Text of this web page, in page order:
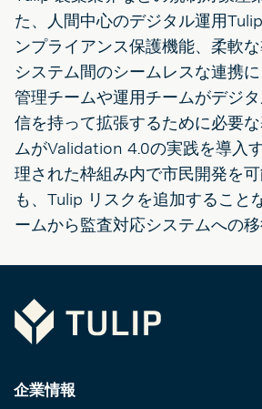
た、人間中心のデジタル運用
ンプライアンス保護機能、柔軟な
システム間のシームレスな連携
管理チームや運用チームがデジ
信を持って拡張するために必要
ムがValidation 4.0の実践を導入
理された枠組み内で市民開発を
も、Tulip リスクを追加すること
ームから監査対応システムへの移
Tulip
企業情報